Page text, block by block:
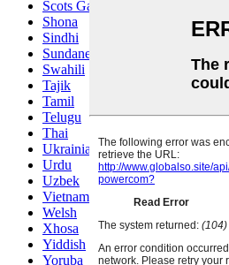
Scots Gaelic
Shona
Sindhi
Sundanese
Swahili
Tajik
Tamil
Telugu
Thai
Ukrainian
Urdu
Uzbek
Vietnamese
Welsh
Xhosa
Yiddish
Yoruba